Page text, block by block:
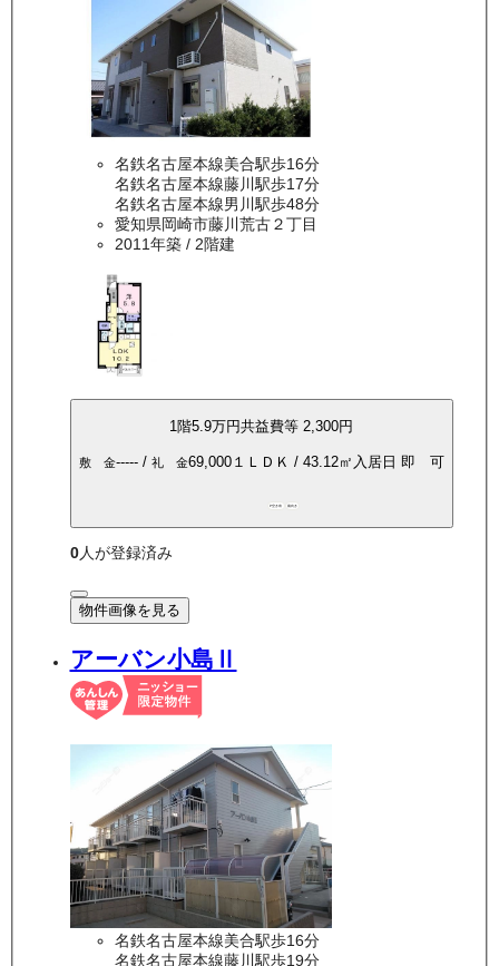
名鉄名古屋本線美合駅歩16分
名鉄名古屋本線藤川駅歩17分
名鉄名古屋本線男川駅歩48分
愛知県岡崎市藤川荒古２丁目
2011年築/ 2階建
1階5.9万円共益費等 2,300円
敷 金-----/ 礼 金69,000１ＬＤＫ / 43.12㎡ 入居日 即 可
P空き有 南向き
0人が登録済み
物件画像を見る
アーバン小島Ⅱ
名鉄名古屋本線美合駅歩16分
名鉄名古屋本線藤川駅歩19分